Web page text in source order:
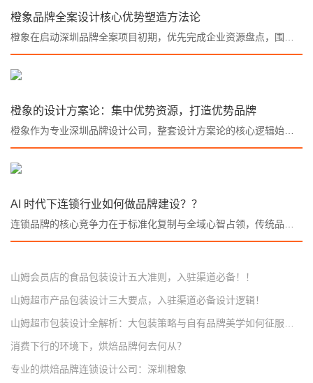
橙象品牌全案设计核心优势塑造方法论
橙象的设计方案论：集中优势资源，打造优势品牌
AI 时代下连锁行业如何做品牌建设？？
山姆会员店的食品包装设计五大准则，入驻渠道必备！！
山姆超市产品包装设计三大要点，入驻渠道必备设计逻辑！
消费下行的环境下，烘焙品牌何去何从？
专业的烘焙品牌连锁设计公司：深圳橙象